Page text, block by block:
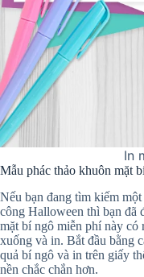
In
Mẫu phác thảo khuôn mặt
Nếu bạn đang tìm kiếm
công Halloween thì bạn đã
mặt bí ngô miễn phí này có
xuống và in. Bắt đầu bằng
quả bí ngô và in trên giấy
nền chắc chắn hơn.